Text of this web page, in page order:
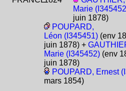
Marie
juin 1878)
POUPARD,
Léon (I345451) (env
juin 1878) +
Marie (I345452) (env
juin 1878)
POUPARD, Ernest
mars 1854)